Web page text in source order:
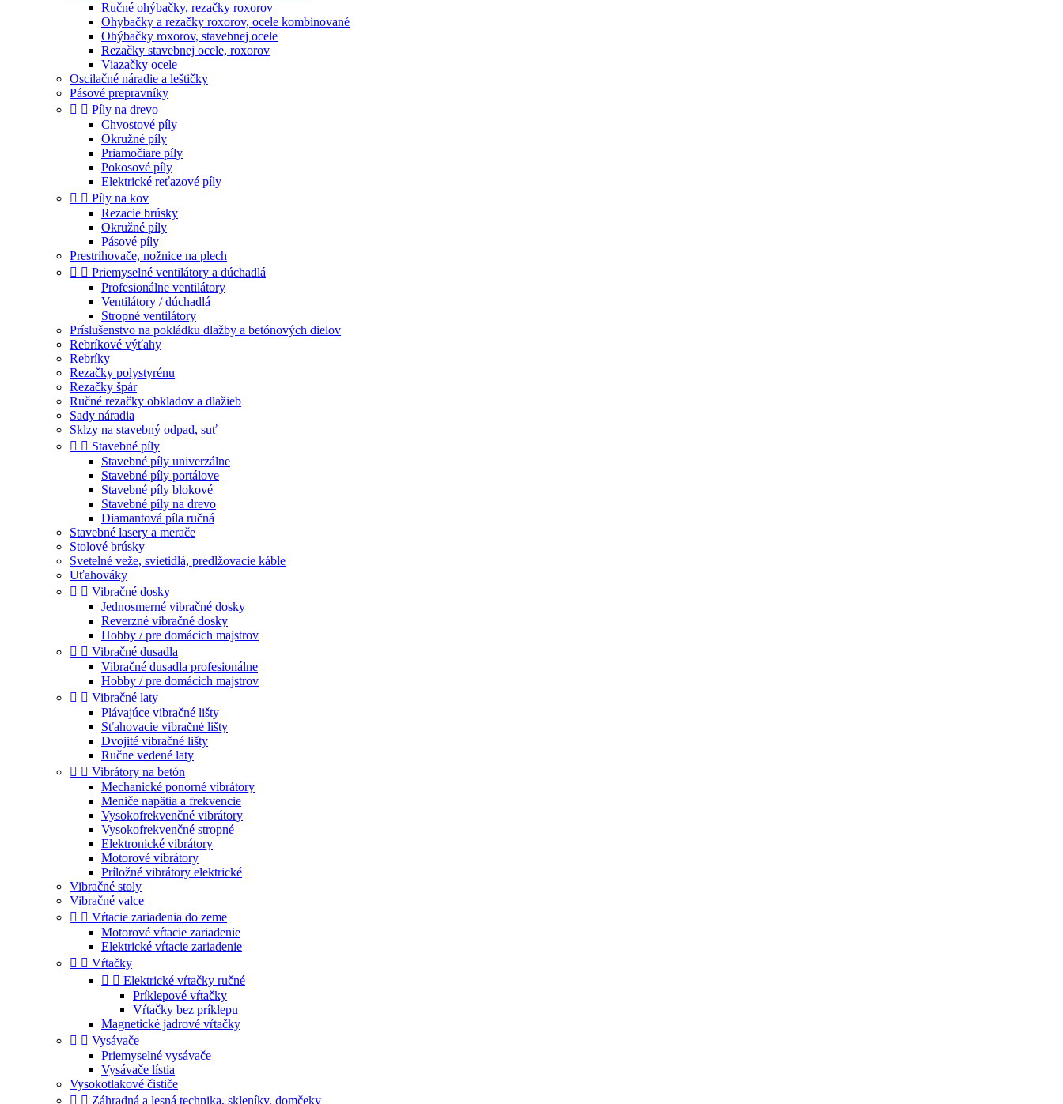
Ručné ohýbačky, rezačky roxorov
Ohybačky a rezačky roxorov, ocele kombinované
Ohýbačky roxorov, stavebnej ocele
Rezačky stavebnej ocele, roxorov
Viazačky ocele
Oscilačné náradie a leštičky
Pásové prepravníky
  Píly na drevo
Chvostové píly
Okružné píly
Priamočiare píly
Pokosové píly
Elektrické reťazové píly
  Píly na kov
Rezacie brúsky
Okružné píly
Pásové píly
Prestrihovače, nožnice na plech
  Priemyselné ventilátory a dúchadlá
Profesionálne ventilátory
Ventilátory / dúchadlá
Stropné ventilátory
Príslušenstvo na pokládku dlažby a betónových dielov
Rebríkové výťahy
Rebríky
Rezačky polystyrénu
Rezačky špár
Ručné rezačky obkladov a dlažieb
Sady náradia
Sklzy na stavebný odpad, suť
  Stavebné píly
Stavebné píly univerzálne
Stavebné píly portálove
Stavebné píly blokové
Stavebné píly na drevo
Diamantová píla ručná
Stavebné lasery a merače
Stolové brúsky
Svetelné veže, svietidlá, predlžovacie káble
Uťahováky
  Vibračné dosky
Jednosmerné vibračné dosky
Reverzné vibračné dosky
Hobby / pre domácich majstrov
  Vibračné dusadla
Vibračné dusadla profesionálne
Hobby / pre domácich majstrov
  Vibračné laty
Plávajúce vibračné lišty
Sťahovacie vibračné lišty
Dvojité vibračné lišty
Ručne vedené laty
  Vibrátory na betón
Mechanické ponorné vibrátory
Meniče napätia a frekvencie
Vysokofrekvenčné vibrátory
Vysokofrekvenčné stropné
Elektronické vibrátory
Motorové vibrátory
Príložné vibrátory elektrické
Vibračné stoly
Vibračné valce
  Vŕtacie zariadenia do zeme
Motorové vŕtacie zariadenie
Elektrické vŕtacie zariadenie
  Vŕtačky
  Elektrické vŕtačky ručné
Príklepové vŕtačky
Vŕtačky bez príklepu
Magnetické jadrové vŕtačky
  Vysávače
Priemyselné vysávače
Vysávače lístia
Vysokotlakové čističe
  Záhradná a lesná technika, skleníky, domčeky